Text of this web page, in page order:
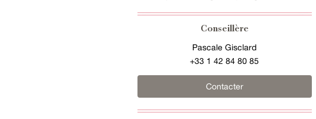
Conseillère
Pascale Gisclard
+33 1 42 84 80 85
Contacter